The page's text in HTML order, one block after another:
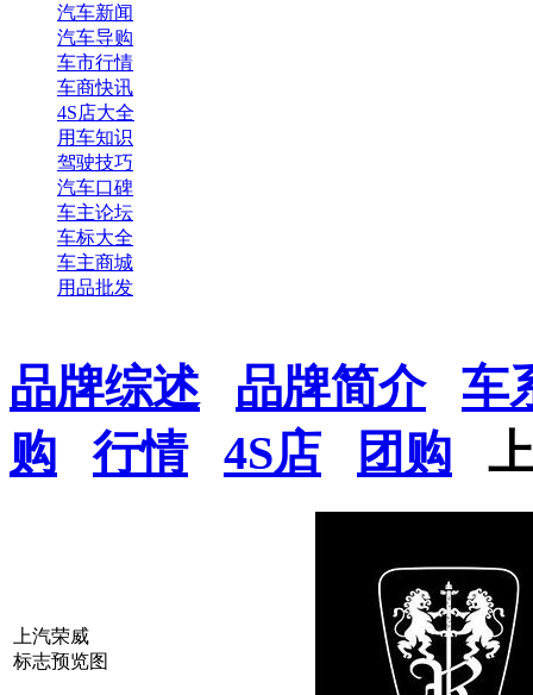
汽车新闻
汽车导购
车市行情
车商快讯
4S店大全
用车知识
驾驶技巧
汽车口碑
车主论坛
车标大全
车主商城
用品批发
品牌综述 品牌简介
车
购
行情 4S店 团购
上汽荣威
标志预览图